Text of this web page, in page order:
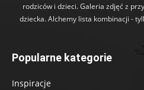
rodziców i dzieci. Galeria zdjęć z
dziecka. Alchemy lista kombinacji -
Popularne kategorie
Inspiracje